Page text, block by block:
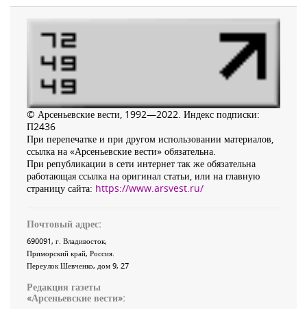
© Арсеньевские вести, 1992—2022. Индекс подписки:
П2436
При перепечатке и при другом использовании материалов,
ссылка на «Арсеньевские вести» обязательна.
При републикации в сети интернет так же обязательна
работающая ссылка на оригинал статьи, или на главную
страницу сайта: https://www.arsvest.ru/
Почтовый адрес:
690091, г. Владивосток,
Приморский край, Россия
Переулок Шевченко, дом 9, 27
Редакция газеты
«Арсеньевские вести»: